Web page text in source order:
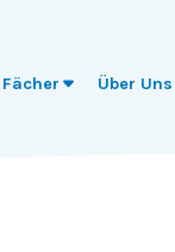
Fächer Über Uns